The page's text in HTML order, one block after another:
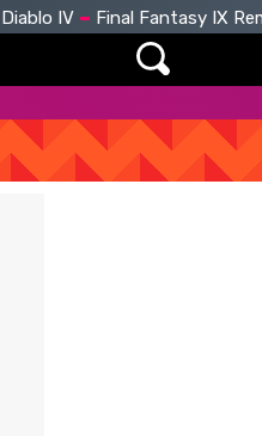
Diablo IV Final Fantasy IX